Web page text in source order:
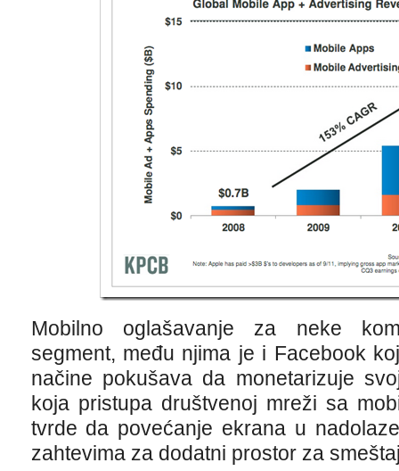
Mobilno oglašavanje za neke
segment, među njima je i Facebook
načine pokušava da monetarizuje
koja pristupa društvenoj mreži sa
tvrde da povećanje ekrana u
zahtevima za dodatni prostor za